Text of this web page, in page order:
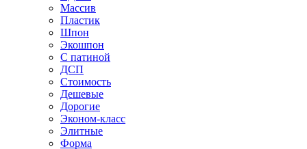
Массив
Пластик
Шпон
Экошпон
С патиной
ДСП
Стоимость
Дешевые
Дорогие
Эконом-класс
Элитные
Форма